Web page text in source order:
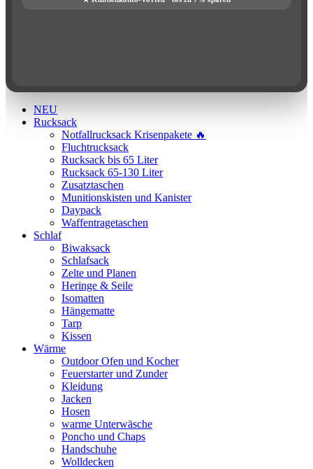
NEU
Rucksack
Notfallrucksack Krisenpakete 🔥
Fluchtrucksack
Rucksack bis 65 Liter
Rucksack 65-130 Liter
Zusatztaschen
Munitionskisten und Kanister
Daypack
Waffentragetaschen
Schlaf
Biwaksack
Schlafsack
Zelte und Planen
Heringe & Seile
Isomatten
Hängematte
Tarp
Kissen
Wärme
Outdoor Ofen und Kocher
Feuerstarter und Zunder
Kleidung
Jacken
Hosen
warme Unterwäsche
Poncho und Chaps
Handschuhe
Wolldecken